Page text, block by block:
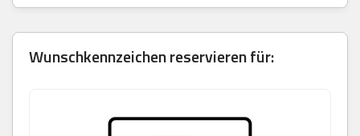
Wunschkennzeichen reservieren für: